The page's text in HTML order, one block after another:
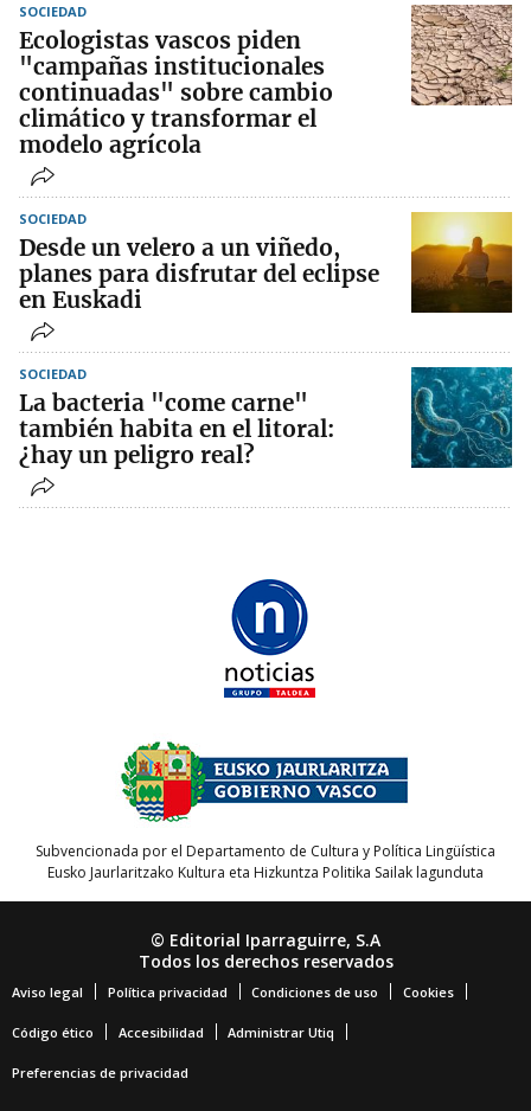
SOCIEDAD
Ecologistas vascos piden
"campañas institucionales
continuadas" sobre cambio
climático y transformar el
modelo agrícola
SOCIEDAD
Desde un velero a un viñedo,
planes para disfrutar del eclipse
en Euskadi
SOCIEDAD
La bacteria "come carne"
también habita en el litoral:
¿hay un peligro real?
Subvencionada por el Departamento de Cultura y Política Lingüística
Eusko Jaurlaritzako Kultura eta Hizkuntza Politika Sailak lagunduta
© Editorial Iparraguirre, S.A
Todos los derechos reservados
Aviso legal Política privacidad Condiciones de uso Cookies
Código ético Accesibilidad Administrar Utiq
Preferencias de privacidad